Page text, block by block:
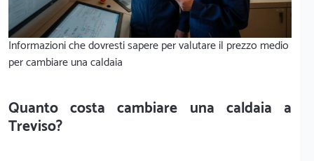
Informazioni che dovresti sapere per valutare il prezzo medio
per cambiare una caldaia
Quanto costa cambiare una caldaia a
Treviso?